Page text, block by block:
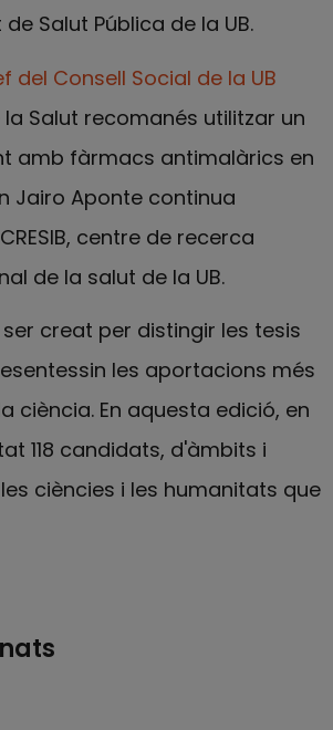
Salut Pública de la UB.
del Consell Social de la UB
Salut recomanés utilitzar un
amb fàrmacs antimalàrics en
Jairo Aponte continua
centre de recerca
de la salut de la UB.
creat per distingir les tesis
les aportacions més
ciència. En aquesta edició, en
118 candidats, d'àmbits i
ciències i les humanitats que